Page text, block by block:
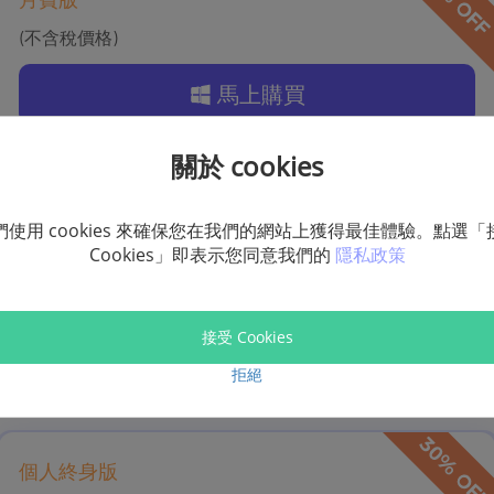
(不含稅價格)
馬上購買
年費版
馬上購買
個人終身版
關於 cookies
使用 cookies 來確保您在我們的網站上獲得最佳體驗。點選「
Cookies」即表示您同意我們的 隱私政策
接受 Cookies
拒絕